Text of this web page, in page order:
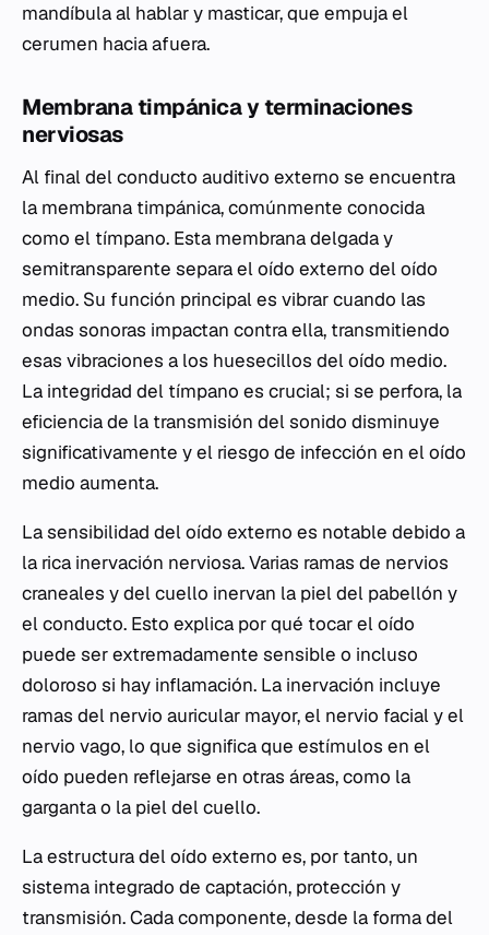
mandíbula al hablar y masticar, que empuja el
cerumen hacia afuera.
Membrana timpánica y terminaciones
nerviosas
Al final del conducto auditivo externo se encuentra
la membrana timpánica, comúnmente conocida
como el tímpano. Esta membrana delgada y
semitransparente separa el oído externo del oído
medio. Su función principal es vibrar cuando las
ondas sonoras impactan contra ella, transmitiendo
esas vibraciones a los huesecillos del oído medio.
La integridad del tímpano es crucial; si se perfora, la
eficiencia de la transmisión del sonido disminuye
significativamente y el riesgo de infección en el oído
medio aumenta.
La sensibilidad del oído externo es notable debido a
la rica inervación nerviosa. Varias ramas de nervios
craneales y del cuello inervan la piel del pabellón y
el conducto. Esto explica por qué tocar el oído
puede ser extremadamente sensible o incluso
doloroso si hay inflamación. La inervación incluye
ramas del nervio auricular mayor, el nervio facial y el
nervio vago, lo que significa que estímulos en el
oído pueden reflejarse en otras áreas, como la
garganta o la piel del cuello.
La estructura del oído externo es, por tanto, un
sistema integrado de captación, protección y
transmisión. Cada componente, desde la forma del